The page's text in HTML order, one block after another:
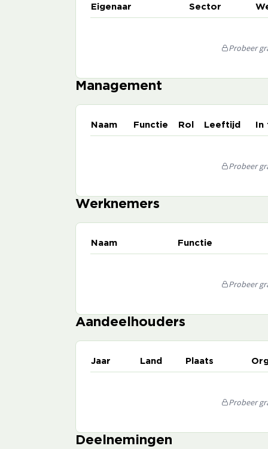
Eigenaar Sector
Probeer
Management
Naam Functie Rol Leeftijd
Probeer
Werknemers
Naam Functie
Probeer
Aandeelhouders
Jaar Land Plaats
Probeer
Deelnemingen